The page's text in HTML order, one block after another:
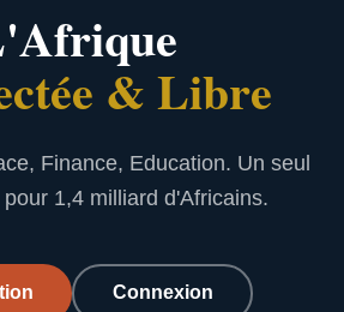
& Libre
Finance, Education. Un seul
1,4 milliard d'Africains.
Connexion